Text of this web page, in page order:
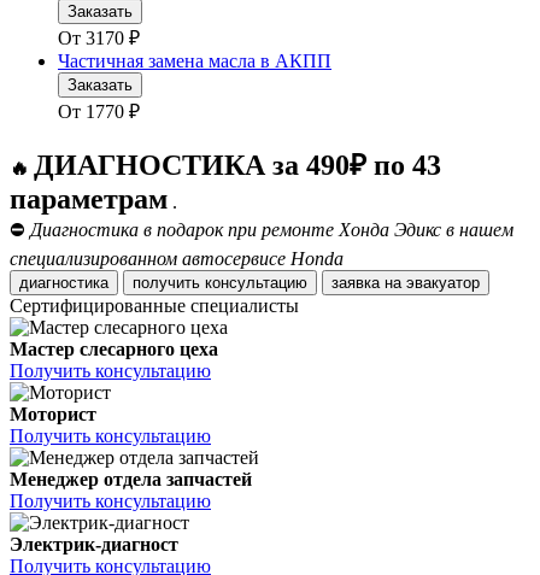
Заказать
От 3170 ₽
Частичная замена масла в АКПП
Заказать
От 1770 ₽
🔥 ДИАГНОСТИКА за 490₽ по 43
параметрам .
⛔ Диагностика в подарок при ремонте Хонда Эдикс в нашем
специализированном автосервисе Honda
диагностика получить консультацию заявка на эвакуатор
Сертифицированные специалисты
Мастер слесарного цеха
Получить консультацию
Моторист
Получить консультацию
Менеджер отдела запчастей
Получить консультацию
Электрик-диагност
Получить консультацию